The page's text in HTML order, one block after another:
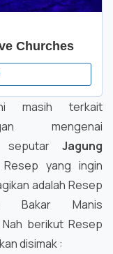
masih terkait
mengenai
seputar Jagung
Resep yang ingin
adalah Resep
Bakar Manis
berikut Resep
disimak :